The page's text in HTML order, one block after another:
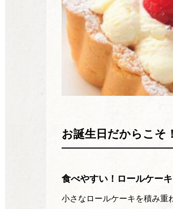
お誕生日だからこそ
食べやすい！ロールケーキ
小さなロールケーキを積み重